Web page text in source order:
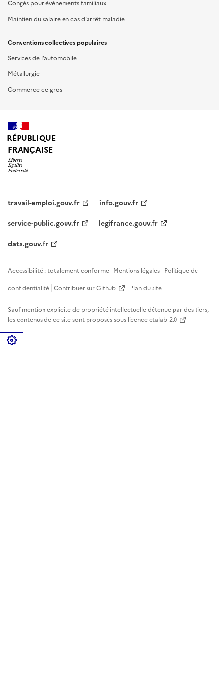
Congés pour événements familiaux
Maintien du salaire en cas d'arrêt maladie
Conventions collectives populaires
Services de l'automobile
Métallurgie
Commerce de gros
RÉPUBLIQUE
FRANÇAISE
travail-emploi.gouv.fr
info.gouv.fr
service-public.gouv.fr
legifrance.gouv.fr
data.gouv.fr
Accessibilité : totalement conforme Mentions légales Politique de
confidentialité Contribuer sur Github Plan du site
Sauf mention explicite de propriété intellectuelle détenue par des tiers,
les contenus de ce site sont proposés sous licence etalab-2.0
Gérer les cookies